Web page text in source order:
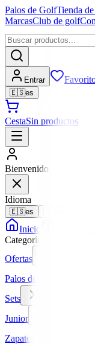
Palos de GolfTienda
MarcasClub de golf
Entrar
🇪🇸es
CestaSin productos
Bienvenido
Idioma
🇪🇸es
Inicio Todo el
Categorías
Ofertas
Palos de golf
Sets
Junior
Zapatos